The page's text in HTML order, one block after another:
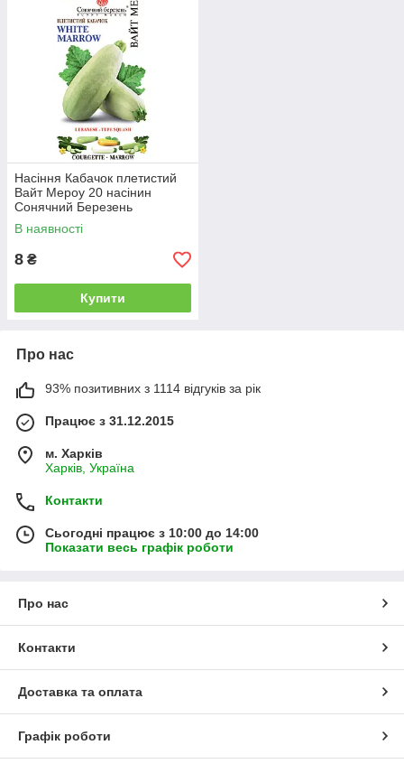
Насіння Кабачок плетистий
Вайт Мероу 20 насінин
Сонячний Березень
В наявності
8 ₴
Купити
Про нас
93% позитивних з 1114 відгуків за рік
Працює з 31.12.2015
м. Харків
Харків, Україна
Контакти
Сьогодні працює з 10:00 до 14:00
Показати весь графік роботи
Про нас
Контакти
Доставка та оплата
Графік роботи